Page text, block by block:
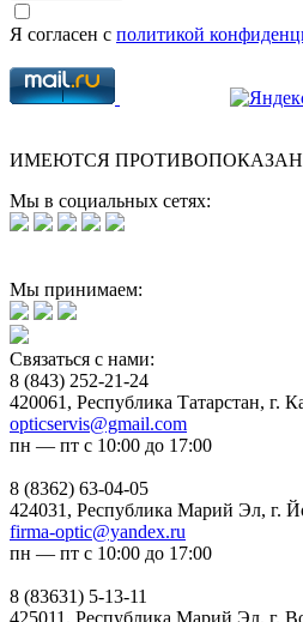
Я согласен с политикой
ИМЕЮТСЯ
Мы в социальных сетях:
Мы принимаем:
Связаться с нами:
8 (843) 252-21-24
420061, Республика Татарстан, г.
opticservis@gmail.com
пн — пт с 10:00 до 17:00
8 (8362) 63-04-05
424031, Республика Марий Эл, г.
firma-optic@yandex.ru
пн — пт с 10:00 до 17:00
8 (83631) 5-13-11
425011, Республика Марий Эл, г.